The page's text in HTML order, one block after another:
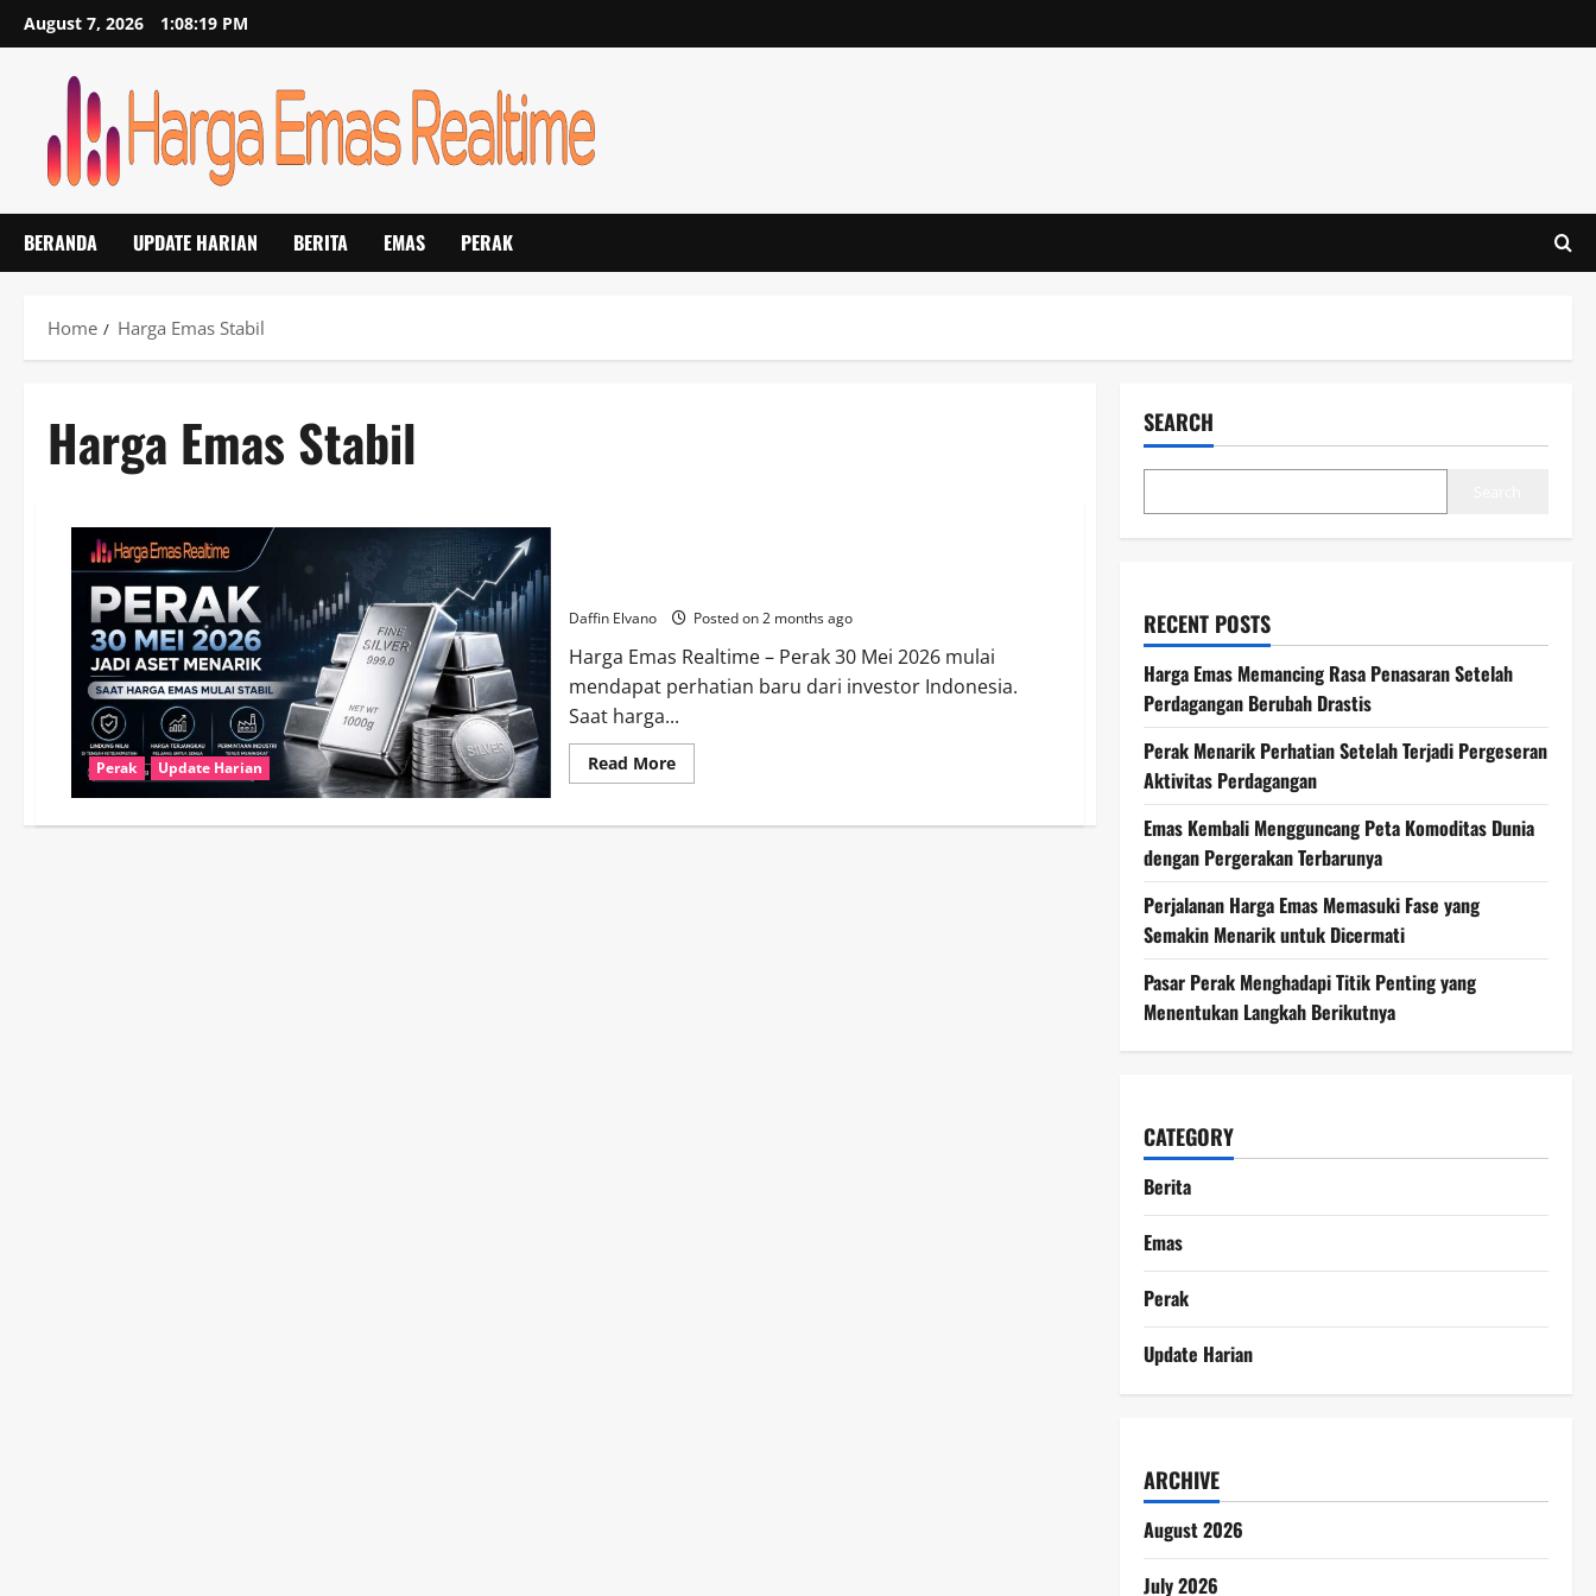
Skip
to
August 7, 2026 1:08:19 PM
BERANDA UPDATE HARIAN BERITA EMAS PERAK
Home Harga Emas Stabil
Harga Emas Stabil
Perak Update Harian
Daffin Elvano Posted on 2 months ago
Harga Emas Realtime – Perak 30 Mei 2026 mulai
mendapat perhatian baru dari investor Indonesia.
Saat harga...
Read MoreRead
more
30
SEARCH
RECENT POSTS
Harga Emas Memancing Rasa Penasaran Setelah
Perdagangan Berubah Drastis
Perak Menarik Perhatian Setelah Terjadi Pergeseran
Aktivitas Perdagangan
Emas Kembali Mengguncang Peta Komoditas Dunia
dengan Pergerakan Terbarunya
Perjalanan Harga Emas Memasuki Fase yang
Semakin Menarik untuk Dicermati
Pasar Perak Menghadapi Titik Penting yang
Menentukan Langkah Berikutnya
CATEGORY
Berita
Emas
Perak
Update Harian
ARCHIVE
August 2026
July 2026